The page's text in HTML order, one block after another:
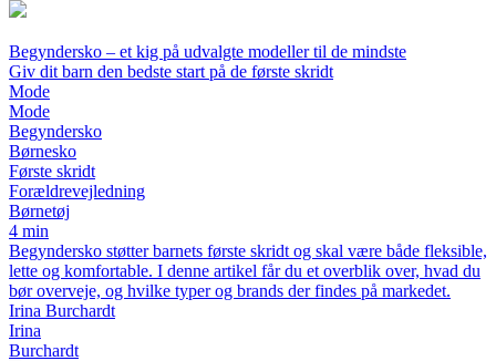
Begyndersko – et kig på udvalgte modeller til de mindste
Giv dit barn den bedste start på de første skridt
Mode
Mode
Begyndersko
Børnesko
Første skridt
Forældrevejledning
Børnetøj
4 min
Begyndersko støtter barnets første skridt og skal være både fleksible,
lette og komfortable. I denne artikel får du et overblik over, hvad du
bør overveje, og hvilke typer og brands der findes på markedet.
Irina Burchardt
Irina
Burchardt